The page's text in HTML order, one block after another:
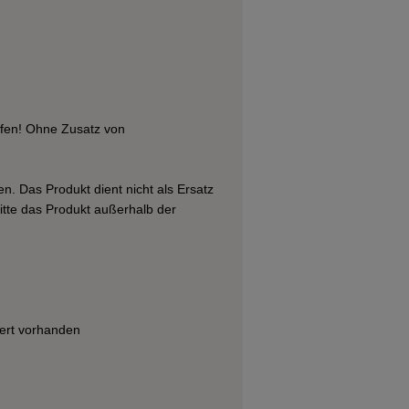
Ohne Zusatz von
Das Produkt dient nicht als Ersatz
das Produkt außerhalb der
vorhanden